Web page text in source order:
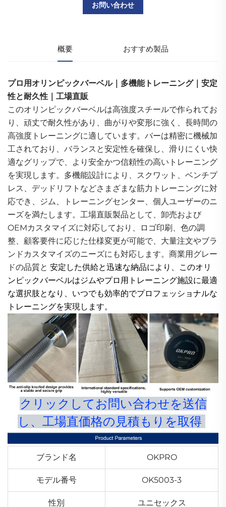
お問い合わせ
概要 おすすめ製品
プロ用オリンピックバーベル｜多機能トレーニング｜安定
性と耐久性｜工場直販
このオリンピックバーベルは高強度スチールで作られてお
り、頑丈で耐久性があり、曲がりや変形に強く、長時間の
高強度トレーニングに適しています。バーは精密に機械加
工されており、バランスと安定性を確保し、滑りにくい快
適なグリップで、より安全かつ信頼性の高いトレーニング
を実現します。多機能設計により、スクワット、ベンチプ
レス、デッドリフトなどさまざまな筋力トレーニングに対
応でき、ジム、トレーニングセンター、個人ユーザーのニ
ーズを満たします。工場直販製品として、卸売および
OEMカスタマイズに対応しており、ロゴ印刷、色の調
整、顧客要件に応じた仕様変更が可能で、大量注文やブラ
ンドカスタマイズのニーズにも対応します。商業用グレー
ドの品質と 安定した供給と迅速な納品により、このオリ
ンピックバーベルはジムやプロ用トレーニング施設に最適
な選択肢となり、いつでも効率的でプロフェッショナルな
トレーニングを実現します。
クリックしてお問い合わせを送信
し、工場直価格の見積もりを取得
ブランド名 OKPRO
モデル番号 OK5003-3
性別 ユニセックス